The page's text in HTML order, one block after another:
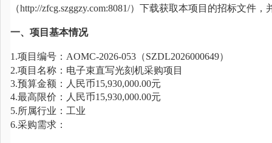
（http://zfcg.szggzy.com:8081/）下载获取本项目的招标文件 ，
一、项目基本情况
1 .项目编号： AOMC-2026-053 （SZDL2026000649）
2.项目名称： 电子束直写光刻机采购项目
3.预算金额：人民币15,930,000.00元
4.最高限价：人民币15,930,000.00元
5.所属行业：工业
6.采购需求：